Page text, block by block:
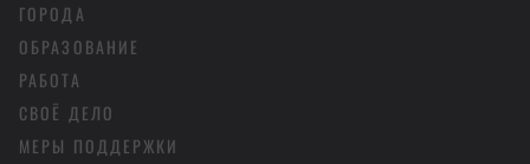
ГОРОДА
ОБРАЗОВАНИЕ
РАБОТА
СВОЁ ДЕЛО
МЕРЫ ПОДДЕРЖКИ